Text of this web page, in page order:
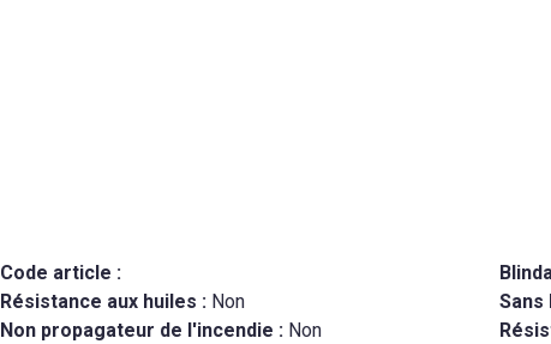
Code article :
Résistance aux huiles : Non Sans
Non propagateur de l'incendie : Non